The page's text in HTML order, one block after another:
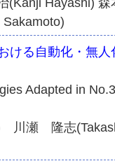
Hayashi) 森
ける自動化・無
Adapted in
川瀬 隆志